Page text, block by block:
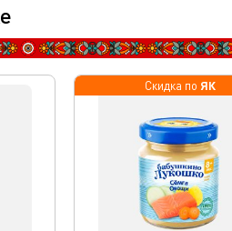
Скидка по ЯК